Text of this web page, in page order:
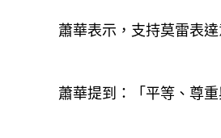
蕭華表示，支持莫雷表
蕭華提到：「平等、尊